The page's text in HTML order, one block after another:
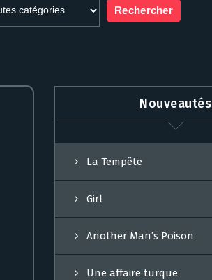
Nouveautés
La Tempête
Girl
Another Man’s Poison
Une affaire turque